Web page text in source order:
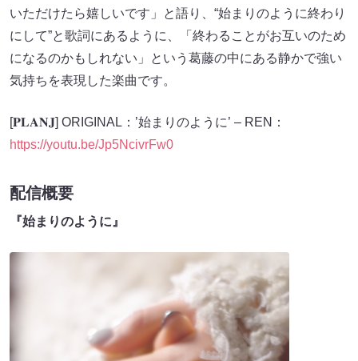
いただけたら嬉しいです」と語り、“始まりのように終わり
にして”と歌詞にあるように、「終わることがお互いのため
になるのかもしれない」という葛藤の中にある静かで強い
気持ちを表現した楽曲です。
[𝐏𝐋𝐀𝐍𝐉] ORIGINAL：’始まりのように’ – REN：
https://youtu.be/Jp5NcivrFw0
配信概要
『始まりのように』